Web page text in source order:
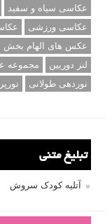
عکاسی سیاه و سفید
عکاسی ورزشی
عکس های الهام بخش
لنز دوربین
مجموعه
نوردهی طولانی
تبلیغ متنی
آتلیه کودک سروش